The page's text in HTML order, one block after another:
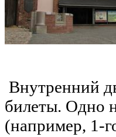
Внутренний
билеты. Одно
(например, 1-